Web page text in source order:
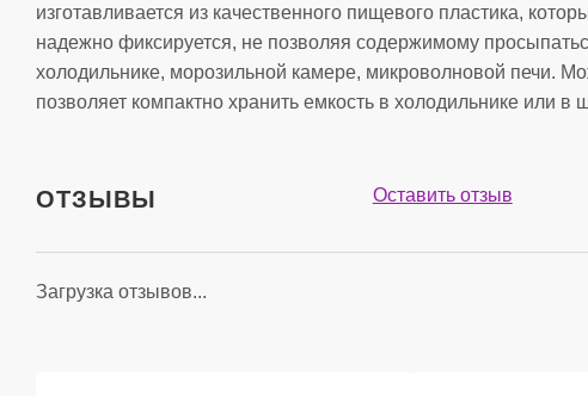
изготавливается из качественного пищевого пластика,
надежно фиксируется, не позволяя содержимому
холодильнике, морозильной камере, микроволновой печи.
позволяет компактно хранить емкость в холодильнике или в
ОТЗЫВЫ Оставить отзыв
Загрузка отзывов...